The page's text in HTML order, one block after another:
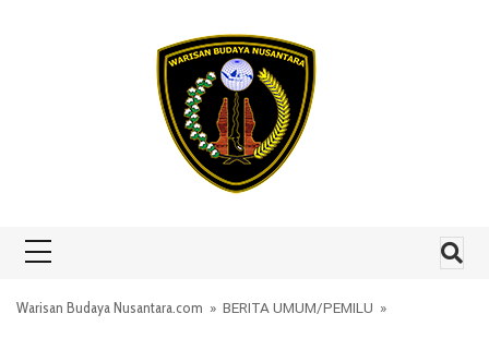
Warisan Budaya Nusantara.com » BERITA UMUM/PEMILU »